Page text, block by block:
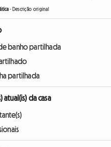
- Descrição original
banho partilhada
partilhada
atual(is) da casa